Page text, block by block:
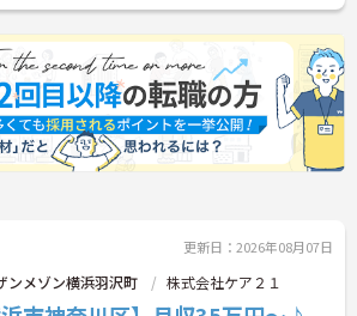
更新日：2026年08月07日
ンメゾン横浜羽沢町 株式会社ケア２１